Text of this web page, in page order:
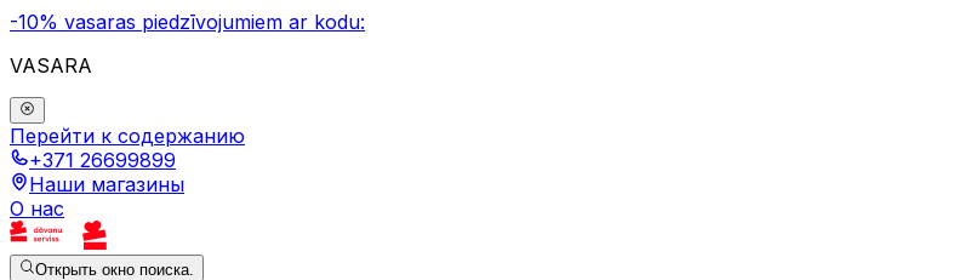
-10% vasaras piedzīvojumiem ar kodu:
VASARA
Перейти к содержанию
+371 26699899
Наши магазины
О нас
Открыть окно поиска.